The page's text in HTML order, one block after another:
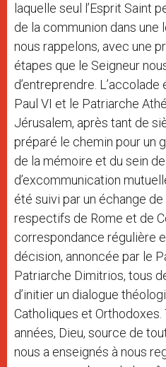
laquelle seul l’Esprit Saint
de la communion dans
nous rappelons, avec une
étapes que le Seigneur
d’entreprendre.
Paul VI et le Patriarche
Jérusalem, après tant de
préparé le chemin pour un
de la mémoire et du sein
d’excommunication
été suivi par un échange
respectifs de Rome et de
correspondance régulière
décision, annoncée par le
Patriarche Dimitrios, tous
d’initier un dialogue
Catholiques et Orthodoxes.
années, Dieu, source de
nous a enseignés à nous